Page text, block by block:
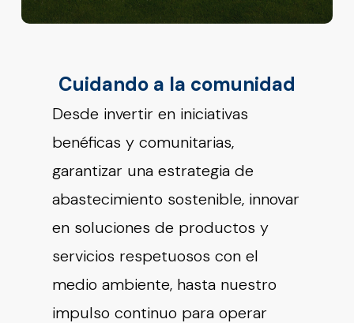
Cuidando a la comunidad
Desde invertir en iniciativas
benéficas y comunitarias,
garantizar una estrategia de
abastecimiento sostenible, innovar
en soluciones de productos y
servicios respetuosos con el
medio ambiente, hasta nuestro
impulso continuo para operar